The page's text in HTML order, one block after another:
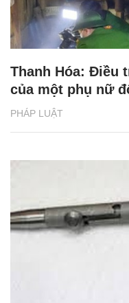
PHÁP LUẬT
Thanh Hóa: Điều
của một phụ nữ